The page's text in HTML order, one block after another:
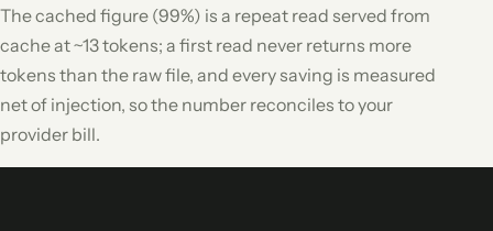
The cached figure (99%) is a repeat read served from
cache at ~13 tokens; a first read never returns more
tokens than the raw file, and every saving is measured
net of injection, so the number reconciles to your
provider bill.